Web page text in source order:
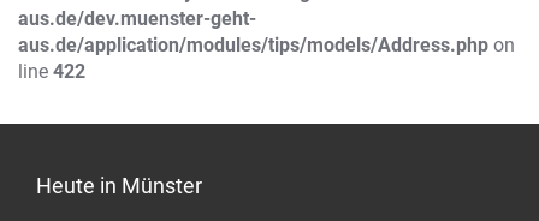
aus.de/dev.muenster-geht-
aus.de/application/modules/tips/models/Address.php on
line 422
Heute in Münster